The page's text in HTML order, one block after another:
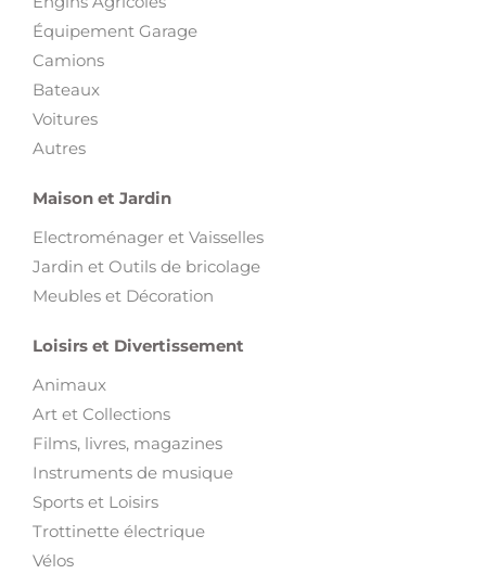
Bateaux
Voitures
Autres
Maison et Jardin
Jardin et Outils de bricolage
Meubles et Décoration
Loisirs et Divertissement
Art et Collections
Films, livres, magazines
Instruments de musique
Sports et Loisirs
Trottinette électrique
Vélos
Voyages et Billetterie